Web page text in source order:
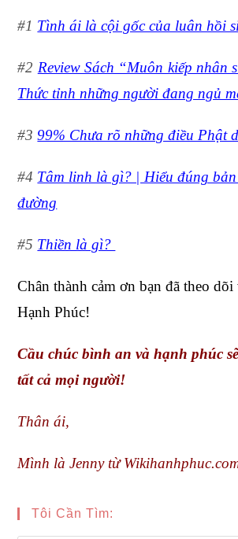
#1 Tình ái là cội gốc của luân hồi
#2 Review Sách “Muôn kiếp nhân
Thức tỉnh những người đang ngủ
#399% Chưa rõ những điều Phật
#4 Tâm linh là gì? | Hiểu đúng
đường
#5 Thiền là gì?
Chân thành cảm ơn bạn đã theo
Hạnh Phúc!
Cầu chúc bình an và hạnh phúc
tất cả mọi người!
Thân ái,
Mình là Jenny từ
Tôi Cần Tìm: